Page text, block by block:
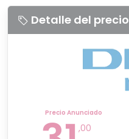
Detalle del precio
Precio Anunciado
,00